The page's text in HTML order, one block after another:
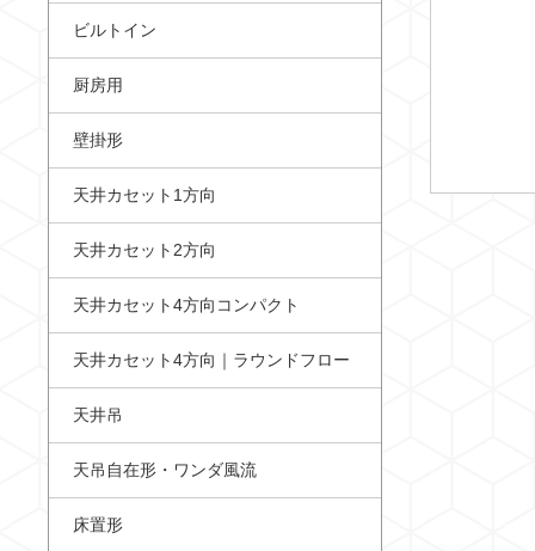
ビルトイン
厨房用
壁掛形
天井カセット1方向
天井カセット2方向
天井カセット4方向コンパクト
天井カセット4方向｜ラウンドフロー
天井吊
天吊自在形・ワンダ風流
床置形